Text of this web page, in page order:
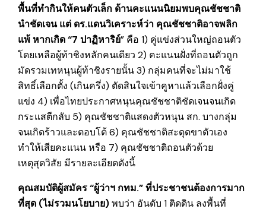
พื้นที่ทำกินให้คนตัวเล็ก ด้านคะแนนนิยมพบคุณชัชชาติ
นำ‍ชัดเจน แต่ ดร.แดนวิเคราะห์ว่า คุณชัชชาติอาจพลิก
แพ้ หากเกิด“7 ปาฏิหาริย์” คือ 1) คู่แข่งส่วนใหญ่ถอนตัว
โดยเหลือผู้ท้าชิงหลักคนเดียว 2) คะแนนฝั่งที่ถอนตัวถูก
มัดรวมเทหนุนผู้ท้าชิงรายนั้น 3) กลุ่มคนที่จะไม่มาใช้
สิทธิ์เลือกตั้ง (เกินครึ่ง) ตัดสินใจเข้าคูหาแล้วเลือกฝั่งคู่
แข่ง 4) เพื่อไทยประกาศหนุนคุณชัชชาติชัดเจนจนเกิด
กระแสตีกลับ 5) คุณชัชชาติแสดงตัวหนุน สก. บาง‍กลุ่ม
จนเกิดร้าวและตอบโต้ 6) คุณชัชชาติสะดุดขาตัวเอง
ทำให้เสียคะแนน หรือ 7) คุณชัชชาติถอนตัวด้วย
เหตุสุดวิสัย มี‍รายละเอียดดังนี้
คุณสมบัติผู้สมัคร “ผู้ว่าฯ กทม.” ที่ประชาชนต้องการมาก
ที่สุด (ไม่รวมนโยบาย)พบว่า อันดับ 1 ติดดิน ลงพื้นที่